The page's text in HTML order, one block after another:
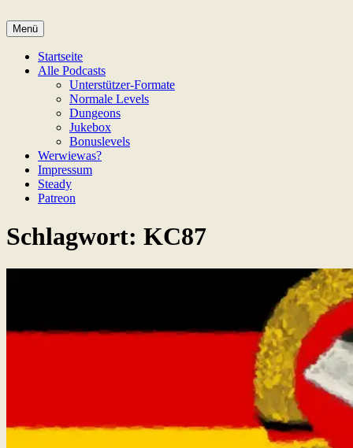
Inhalt
springen
Game Not Over
Menü
Startseite
Alle Podcasts
Unterstützer-Formate
Normale Levels
Dungeons
Jukebox
Bonuslevels
Werwiewas?
Impressum
Steady
Patreon
Schlagwort: KC87